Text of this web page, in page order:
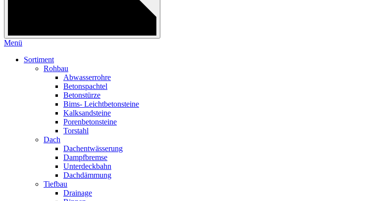
Menü
Sortiment
Rohbau
Abwasserrohre
Betonspachtel
Betonstürze
Bims- Leichtbetonsteine
Kalksandsteine
Porenbetonsteine
Torstahl
Dach
Dachentwässerung
Dampfbremse
Unterdeckbahn
Dachdämmung
Tiefbau
Drainage